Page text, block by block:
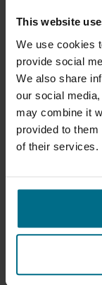
This website
We use cookies
provide social
We also share
our social
may combine it
provided to
of their services.
6
KATEGORIE
SKUPINA